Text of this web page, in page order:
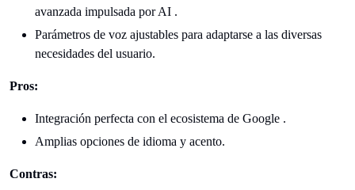
avanzada impulsada por AI .
Parámetros de voz ajustables para adaptarse a las diversas
necesidades del usuario.
Pros:
Integración perfecta con el ecosistema de Google .
Amplias opciones de idioma y acento.
Contras: